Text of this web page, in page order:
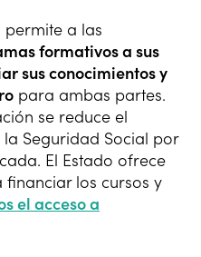
a las
formativos a sus
sus conocimientos y
para ambas partes.
se reduce el
Seguridad Social por
El Estado ofrece
los cursos y
el acceso a